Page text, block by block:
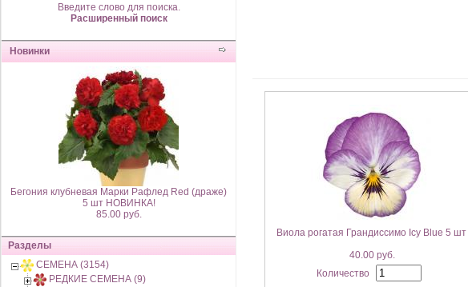
Введите слово для поиска.
Расширенный поиск
Новинки
Бегония клубневая Марки Рафлед Red (драже)
5 шт НОВИНКА!
85.00 руб.
Разделы
СЕМЕНА (3154)
РЕДКИЕ СЕМЕНА (9)
Виола рогатая Грандиссимо Icy Blue 5 шт
40.00 руб.
Количество